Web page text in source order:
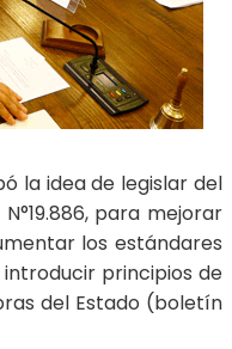
la idea de legislar del
para mejorar
los estándares
principios de
del Estado (boletín